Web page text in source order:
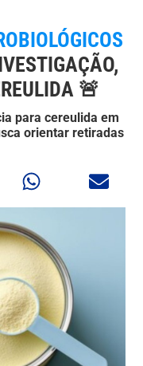
🚨
para cereulida em
orientar retiradas